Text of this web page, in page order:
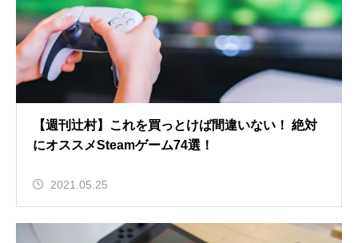
【週刊辻村】これを買っとけば間違いない！ 絶対
にオススメSteamゲーム74選！
2021.05.25